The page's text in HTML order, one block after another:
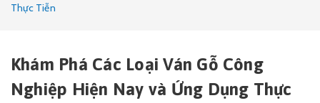
Thực Tiễn
Khám Phá Các Loại Ván Gỗ Công
Nghiệp Hiện Nay và Ứng Dụng Thực